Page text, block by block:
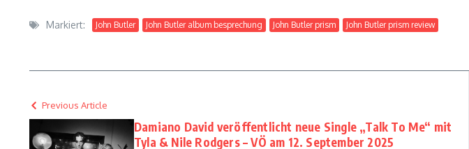
Markiert: John Butler John Butler album besprechung John Butler prism John Butler prism review
Previous Article
Damiano David veröffentlicht neue Single „Talk To Me“ mit
Tyla & Nile Rodgers – VÖ am 12. September 2025